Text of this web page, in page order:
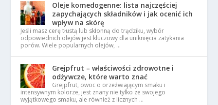
Oleje komedogenne: lista najczęściej
zapychających składników i jak ocenić ich
wpływ na skórę
Jeśli masz cerę tłustą lub skłonną do trądziku, wybór
odpowiednich olejów jest kluczowy dla uniknięcia zatykania
porów. Wiele popularnych olejów, …
Grejpfrut – właściwości zdrowotne i
odżywcze, które warto znać
Grejpfrut, owoc o orzeźwiającym smaku i
intensywnym kolorze, jest znany nie tylko ze swojego
wyjątkowego smaku, ale również z licznych …